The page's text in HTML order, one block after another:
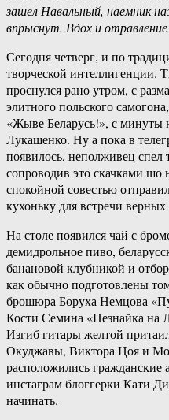
зашел Навальный, наемник
впрыснут. Вдох и
Сегодня четверг, и по
творческой интеллигенции.
проснулся рано утром, с
элитного польского
«Жыве Беларусь!», с минуты
Лукашенко. Ну а пока в
появилось, неполживец
сопроводив это скачками шо
спокойной совестью
кухоньку для встречи
На столе появился чай с
демидрольное пиво,
банановой клубникой и
как обычно подготовлены
брошюра Боруха Немцова
Кости Семина «Незнайка на
Изгиб гитары желтой
Окуджавы, Виктора Цоя и
расположились гражданские
инстаграм блоггерки Кати
начинать.